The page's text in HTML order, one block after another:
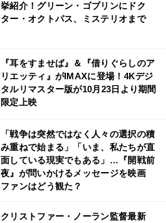
挙紹介！グリーン・ゴブリンにドク
ター・オクトパス、ミステリオまで
『耳をすませば』＆『借りぐらしのア
リエッティ』がIMAXに登場！4Kデジ
タルリマスター版が10月23日より期間
限定上映
「戦争は突然ではなく人々の選択の積
み重ねで始まる」「いま、私たちが直
面している現実でもある」…『開戦前
夜』が問いかけるメッセージを映画
ファンはどう観た？
クリストファー・ノーラン監督最新